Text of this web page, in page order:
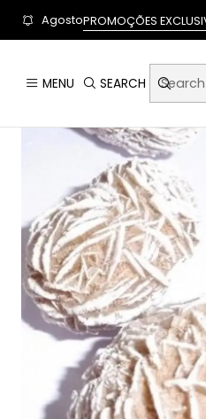
User-agent: * Allow: /
MENU SEARCH
AgostoPROMOÇÕES